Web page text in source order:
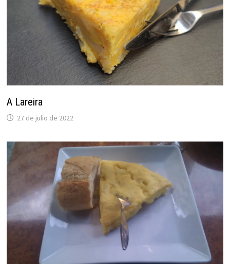
A Lareira
27 de julio de 2022